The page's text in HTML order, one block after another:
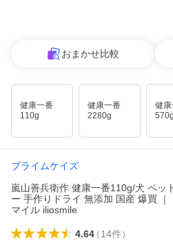
おまかせ比較
健康一番
110g
健康一番
2280g
健
570g
プライムケイズ
嵐山善兵衛作 健康一番110g/犬 ペッ
ー 手作りドライ 無添加 国産 爆買
マイル iliosmile
4.64（14件）